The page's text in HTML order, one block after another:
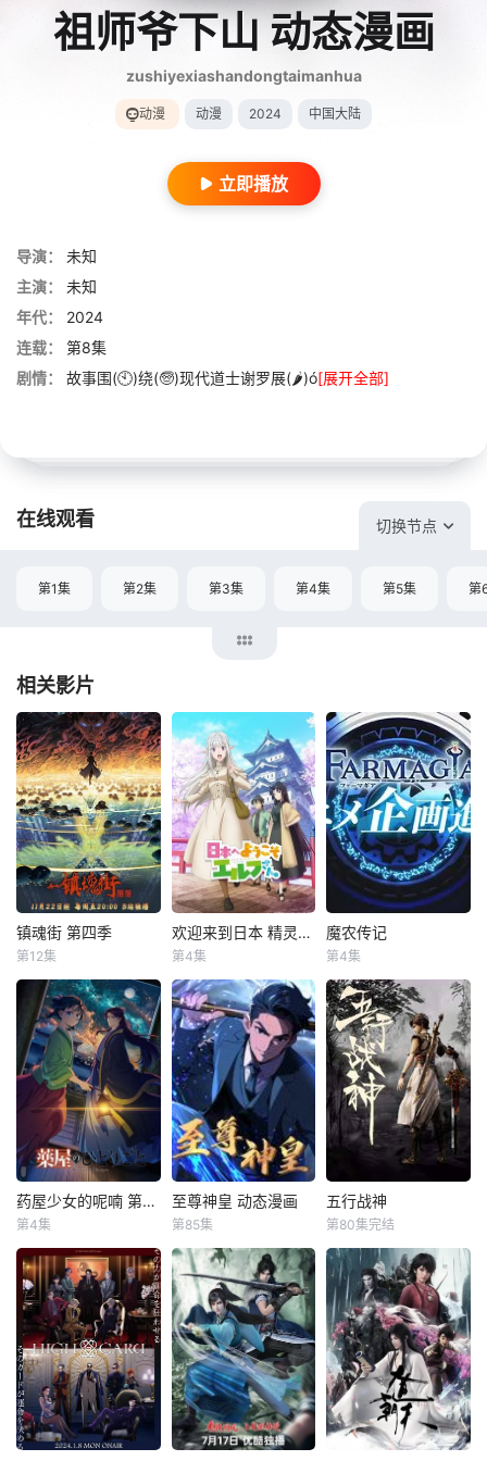
祖师爷下山 动态漫画
zushiyexiashandongtaimanhua
动漫 动漫 2024 中国大陆
立即播放
导演：
未知
主演：
未知
年代：
2024
连载：
第8集
剧情：
故事围(🕙)绕(🧓)现代道士谢罗展(🌶)ó[展开全部]
在线观看 切换节点
第1集 第2集 第3集 第4集 第5集 第
相关影片
镇魂街 第四季
图特哈蒙
曹焱兵一行因芦花
古楼的覆灭被皇甫
龙斗领导的天罡龙
棋将栽赃嫁祸，全
员受到灵域的通
缉，在经过“天武
街”和“风雷街”时，
他们分别遭遇了王
国组织的第三骑士
红莲与第十骑士凯
兵为探寻母亲下
落，故意
镇魂街 第四季
第12集
欢迎来到日本 精灵小姐
内山夕实
エルフさんは日本
の文化に興味
津々!?
欢迎来到日本 精灵小姐
第4集
魔农传记
游戏 魔农传记 动画
化决定！
魔农传记
第4集
药屋少女的呢喃 第二季
小西克幸
讲述了从玉叶妃怀
孕开始后宫内势力
图的变化，重镇、
子昌的女儿、楼兰
妃、壬氏的生命被
威胁的事件，被认
为是该事件主谋的
翠苓的失踪等。
药屋少女的呢喃 第二季
第4集
至尊神皇 动态漫画
叶辰，在短短二十
年间，从一名普通
将士晋升为令敌人
闻风丧胆的大夏神
皇。如今，叶辰已
非昔日稚子，他手
握屠龙枪，身负血
海深仇，誓要揭开
当年真相，为父报
至尊神皇 动态漫画
第85集
五行战神
一把斩神剑，为小
镇青年石荒所得，
从此担负起救世之
则；天北学院入
学，莫辱少年志，
石荒奋起反抗世家
势力；天骄考核，
为护帝国安，孤身
犯险圣灵潭！
五行战神
第80集完结